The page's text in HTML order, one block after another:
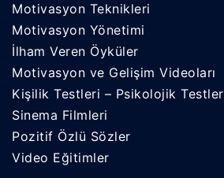
Motivasyon Teknikleri
Motivasyon Yönetimi
İlham Veren Öyküler
Motivasyon ve Gelişim Videoları
Kişilik Testleri – Psikolojik Testler
Sinema Filmleri
Pozitif Özlü Sözler
Video Eğitimler